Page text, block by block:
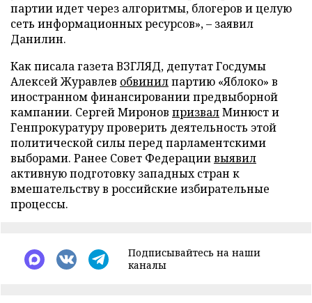
партии идет через алгоритмы, блогеров и целую
сеть информационных ресурсов», – заявил
Данилин.
Как писала газета ВЗГЛЯД, депутат Госдумы
Алексей Журавлев обвинилпартию «Яблоко» в
иностранном финансировании предвыборной
кампании. Сергей Миронов призвалМинюст и
Генпрокуратуру проверить деятельность этой
политической силы перед парламентскими
выборами. Ранее Совет Федерациивыявил
активную подготовку западных стран к
вмешательству в российские избирательные
процессы.
Подписывайтесь на наши
каналы